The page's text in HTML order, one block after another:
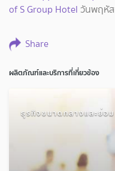
of S Group Hotel วันพฤหั
Share
ผลิตภัณฑ์และบริการที่เกี่ยวข้อง
ธุรกิจขนาดกลางและย่อม